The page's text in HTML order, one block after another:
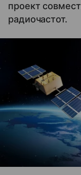
проект
радиочастот.